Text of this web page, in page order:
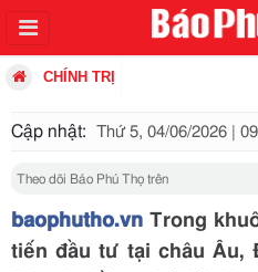
CHÍNH TRỊ
Cập nhật: Thứ 5, 04/06/2026 |
Theo dõi Báo Phú Thọ trên
baophutho.vn Trong
tiến đầu tư tại châu Âu,